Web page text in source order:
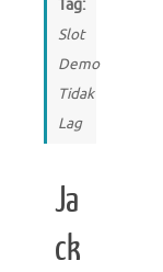
Tag:
Slot
Demo
Tidak
Lag
Ja
ck